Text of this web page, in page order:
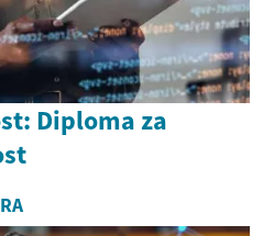
Diploma za